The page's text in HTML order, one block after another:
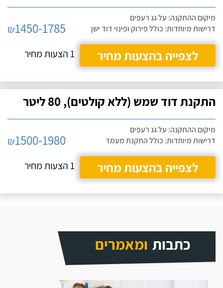
מיקום ההתקנה: על גג רעפים
דרישות מיוחדות: כולל פירוק ופינוי דוד ישן
₪1450-1785
לצפייה בהצעות מחיר
1 הצעות מחיר
התקנת דוד שמש (ללא קולטים), 80 ליטר
מיקום ההתקנה: על גג רעפים
דרישות מיוחדות: כולל התקנת מעמד
₪1500-1980
לצפייה בהצעות מחיר
1 הצעות מחיר
כתבות ומאמרים